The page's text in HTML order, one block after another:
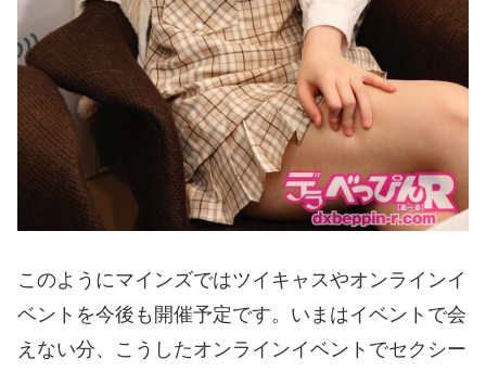
このようにマインズではツイキャスやオンラインイ
ベントを今後も開催予定です。いまはイベントで会
えない分、こうしたオンラインイベントでセクシー